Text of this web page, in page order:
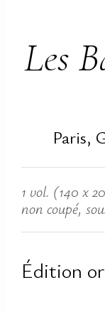
Les
Paris,
1 vol. (140 x
non coupé,
Édition